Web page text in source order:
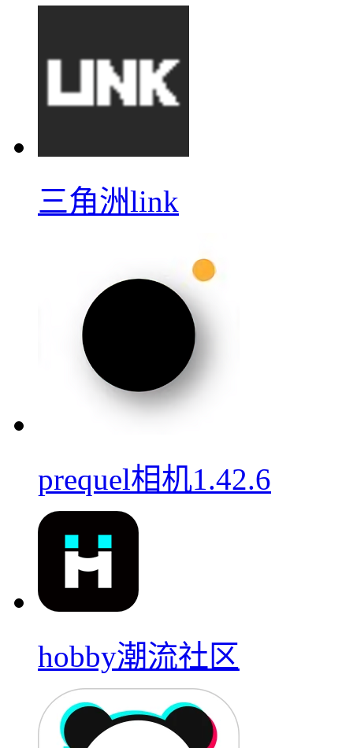
三角洲link
prequel相机1.42.6
hobby潮流社区